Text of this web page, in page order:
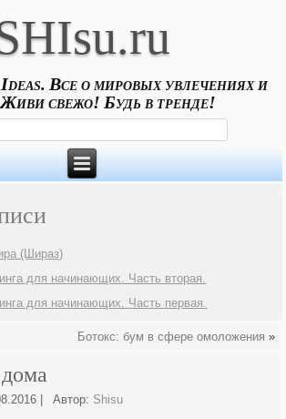
Все о мировых увлечениях и
Живи свежо! Будь в тренде!
(Шираз)
для начинающих. Часть вторая.
для начинающих. Часть первая.
Ботокс: бум в сфере омоложения »
Автор: Shisu